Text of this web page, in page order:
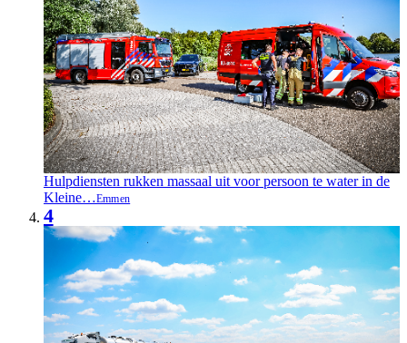
Hulpdiensten rukken massaal uit voor persoon te water in de
Kleine…Emmen
4